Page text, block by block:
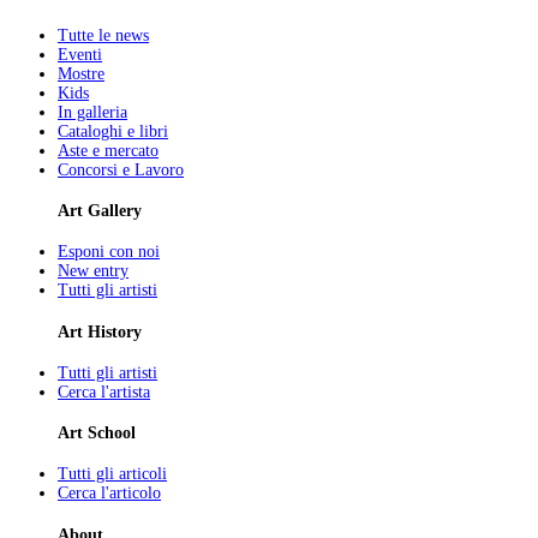
Tutte le news
Eventi
Mostre
Kids
In galleria
Cataloghi e libri
Aste e mercato
Concorsi e Lavoro
Art Gallery
Esponi con noi
New entry
Tutti gli artisti
Art History
Tutti gli artisti
Cerca l'artista
Art School
Tutti gli articoli
Cerca l'articolo